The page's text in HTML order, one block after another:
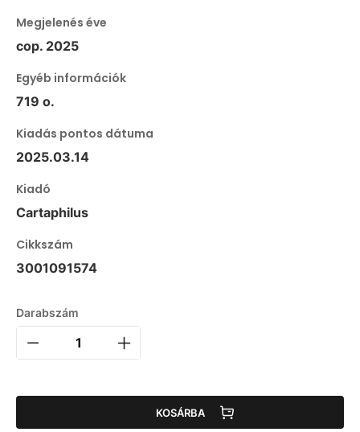
Megjelenés éve
cop. 2025
Egyéb információk
719 o.
Kiadás pontos dátuma
2025.03.14
Kiadó
Cartaphilus
Cikkszám
3001091574
Darabszám
KOSÁRBA